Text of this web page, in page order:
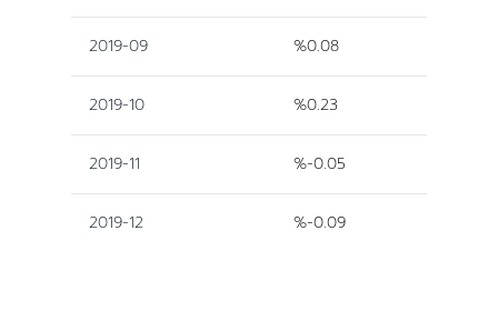
2019-09 %0.08
2019-10 %0.23
2019-11 %-0.05
2019-12 %-0.09